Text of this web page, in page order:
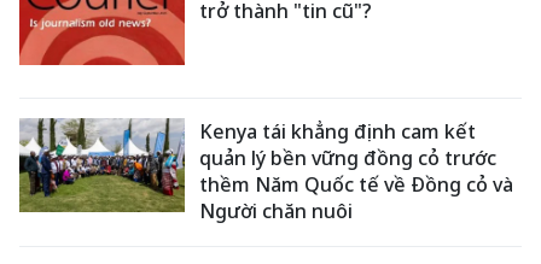
trở thành "tin cũ"?
Kenya tái khẳng định cam kết
quản lý bền vững đồng cỏ trước
thềm Năm Quốc tế về Đồng cỏ và
Người chăn nuôi